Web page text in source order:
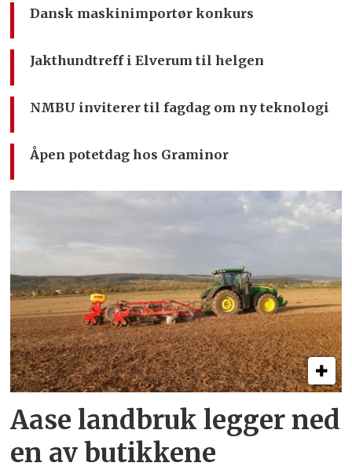
Dansk maskinimportør konkurs
Jakthundtreff i Elverum til helgen
NMBU inviterer til fagdag om ny teknologi
Åpen potetdag hos Graminor
Aase landbruk legger ned
en av butikkene